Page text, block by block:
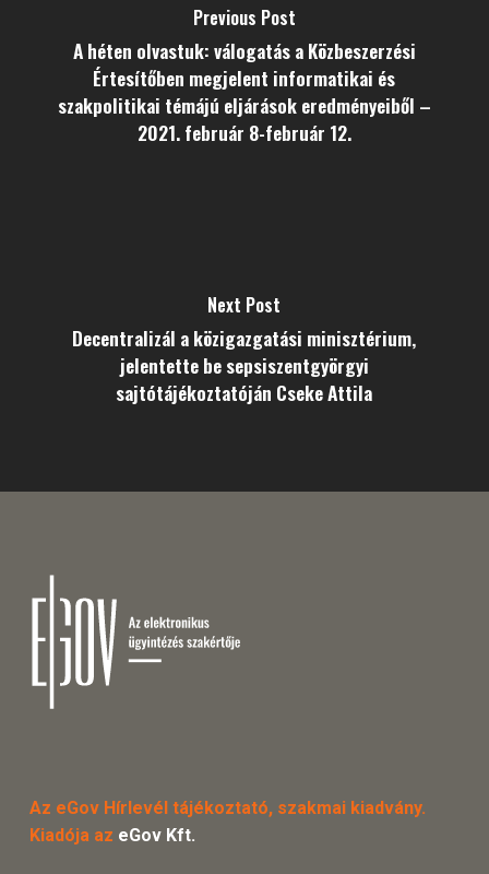
Previous Post
A héten olvastuk: válogatás a Közbeszerzési
Értesítőben megjelent informatikai és
szakpolitikai témájú eljárások eredményeiből –
2021. február 8-február 12.
Next Post
Decentralizál a közigazgatási minisztérium,
jelentette be sepsiszentgyörgyi
sajtótájékoztatóján Cseke Attila
Az eGov Hírlevél tájékoztató, szakmai kiadvány.
Kiadója az eGov Kft.